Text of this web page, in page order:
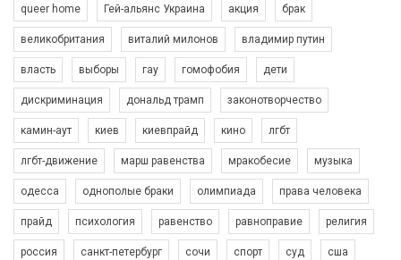
Зупинимо насильство проти ЛГБТ в Україні! Stop violence against LGBT in Ukraine!
6/30/2017
Емоційний та вражаючий промо-ролік на конкурс PACT, який
представляє програму "Гей-альянс Україна" з протидії
насильству проти ЛГБТ в Україні.
1.9K Просмотров • 226 Нравится • 5 Комментариев
queer home Гей-альянс Украина акция брак
великобритания виталий милонов владимир путин
власть выборы гау гомофобия дети
дискриминация дональд трамп законотворчество
камин-аут киев киевпрайд кино лгбт
лгбт-движение марш равенства мракобесие музыка
одесса однополые браки олимпиада права человека
прайд психология равенство равноправие религия
россия санкт-петербург сочи спорт суд сша